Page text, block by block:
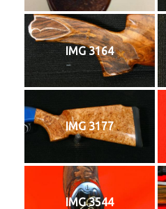
IMG 3164
IMG 3177
IMG 3544